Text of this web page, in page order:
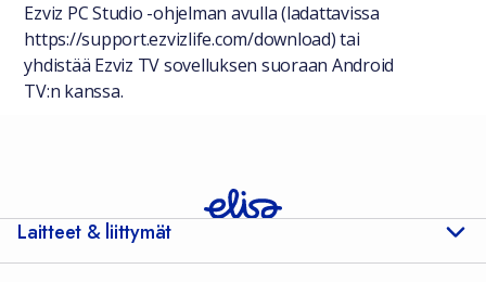
Ezviz PC Studio -ohjelman avulla (ladattavissa
https://support.ezvizlife.com/download) tai
yhdistää Ezviz TV sovelluksen suoraan Android
TV:n kanssa.
Laitteet & liittymät